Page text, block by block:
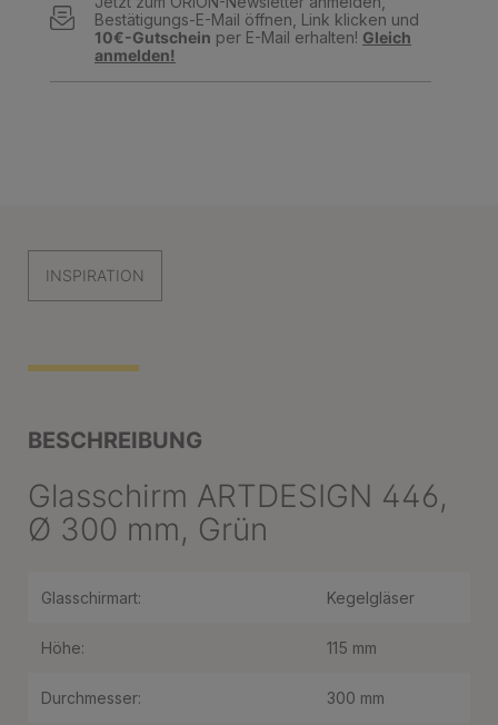
Bestätigungs-E-Mail öffnen, Link klicken und
10€-Gutschein per E-Mail erhalten! Gleich
anmelden!
INSPIRATION
BESCHREIBUNG
Glasschirm ARTDESIGN 446,
Ø 300 mm, Grün
Glasschirmart: Kegelgläser
Höhe: 115 mm
Durchmesser: 300 mm